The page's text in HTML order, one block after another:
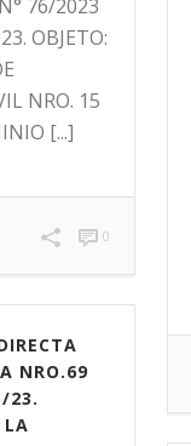
76/2023
OBJETO:
NRO. 15
[...]
0
NRO.69
23.
LA